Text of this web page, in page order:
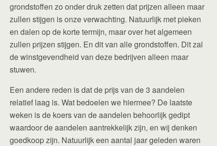
grondstoffen zo onder druk zetten dat prijzen alleen maar
zullen stijgen is onze verwachting. Natuurlijk met pieken
en dalen op de korte termijn, maar over het algemeen
zullen prijzen stijgen. En dit van alle grondstoffen. Dit zal
de winstgevendheid van deze bedrijven alleen maar
stuwen.
Een andere reden is dat de prijs van de 3 aandelen
relatief laag is. Wat bedoelen we hiermee? De laatste
weken is de koers van de aandelen behoorlijk gedipt
waardoor de aandelen aantrekkelijk zijn, en wij denken
goedkoop zijn. Natuurlijk een aantal jaar geleden waren